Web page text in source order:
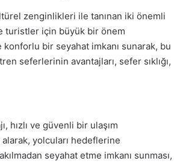
zenginlikleri ile tanınan iki önemli
turistler için büyük bir önem
konforlu bir seyahat imkanı sunarak, bu
seferlerinin avantajları, sefer sıklığı,
hızlı ve güvenli bir ulaşım
alarak, yolcuları hedeflerine
seyahat etme imkanı sunması,